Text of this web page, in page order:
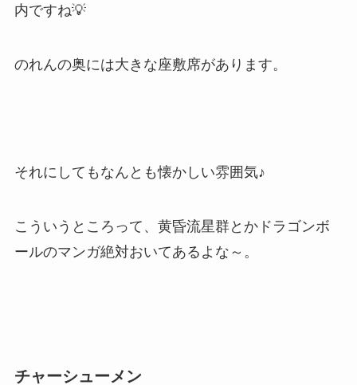
内ですね💡
のれんの奥には大きな座敷席があります。
それにしてもなんとも懐かしい雰囲気♪
こういうところって、黄昏流星群とかドラゴンボ
ールのマンガ絶対おいてあるよな～。
チャーシューメン